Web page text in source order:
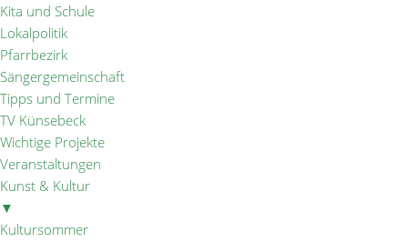
Kita und Schule
Lokalpolitik
Pfarrbezirk
Sängergemeinschaft
Tipps und Termine
TV Künsebeck
Wichtige Projekte
Veranstaltungen
Kunst & Kultur
▼
Kultursommer